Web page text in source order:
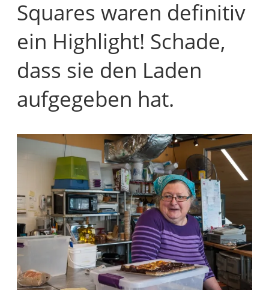
Squares waren definitiv
ein Highlight! Schade,
dass sie den Laden
aufgegeben hat.